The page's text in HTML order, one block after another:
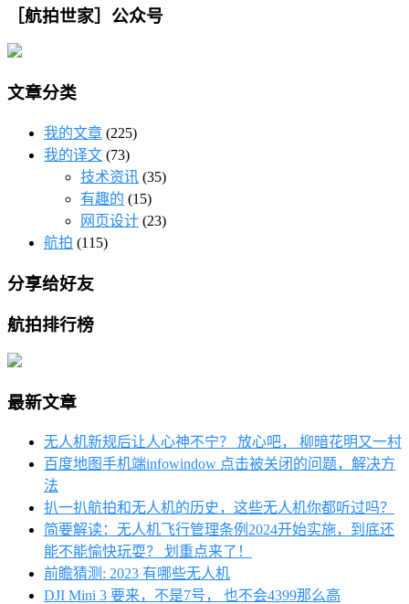
［航拍世家］公众号
文章分类
我的文章 (225)
我的译文 (73)
技术资讯 (35)
有趣的 (15)
网页设计 (23)
航拍 (115)
分享给好友
航拍排行榜
最新文章
无人机新规后让人心神不宁？ 放心吧， 柳暗花明又一村
百度地图手机端infowindow 点击被关闭的问题，解决方
法
扒一扒航拍和无人机的历史，这些无人机你都听过吗？
简要解读：无人机飞行管理条例2024开始实施，到底还
能不能愉快玩耍？ 划重点来了！
前瞻猜测: 2023 有哪些无人机
DJI Mini 3 要来，不是7号， 也不会4399那么高